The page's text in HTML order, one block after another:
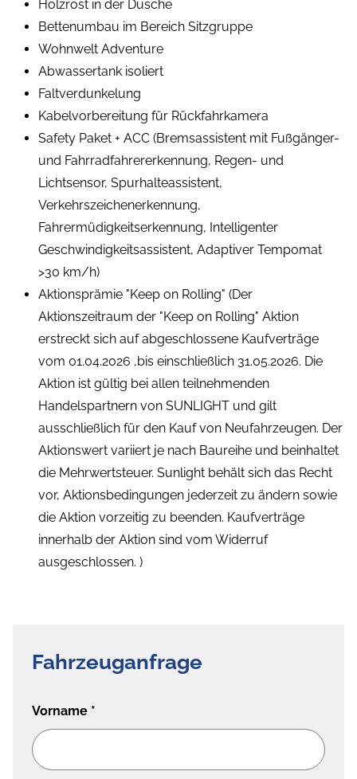
Holzrost in der Dusche
Bettenumbau im Bereich Sitzgruppe
Wohnwelt Adventure
Abwassertank isoliert
Faltverdunkelung
Kabelvorbereitung für Rückfahrkamera
Safety Paket + ACC (Bremsassistent mit Fußgänger-
und Fahrradfahrererkennung, Regen- und
Lichtsensor, Spurhalteassistent,
Verkehrszeichenerkennung,
Fahrermüdigkeitserkennung, Intelligenter
Geschwindigkeitsassistent, Adaptiver Tempomat
>30 km/h)
Aktionsprämie "Keep on Rolling" (Der
Aktionszeitraum der "Keep on Rolling" Aktion
erstreckt sich auf abgeschlossene Kaufverträge
vom 01.04.2026 ,bis einschließlich 31.05.2026. Die
Aktion ist gültig bei allen teilnehmenden
Handelspartnern von SUNLIGHT und gilt
ausschließlich für den Kauf von Neufahrzeugen. Der
Aktionswert variiert je nach Baureihe und beinhaltet
die Mehrwertsteuer. Sunlight behält sich das Recht
vor, Aktionsbedingungen jederzeit zu ändern sowie
die Aktion vorzeitig zu beenden. Kaufverträge
innerhalb der Aktion sind vom Widerruf
ausgeschlossen. )
Fahrzeuganfrage
Vorname *